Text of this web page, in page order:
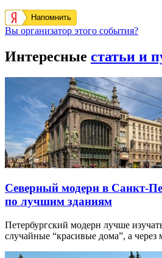
Напомнить
Вы организатор этого события?
Интересные статьи и
Северный модерн в Санкт-
по лучшим зданиям
Петербургский модерн лучше
случайные “красивые дома”, а